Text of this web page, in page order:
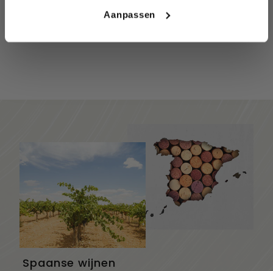
Aanpassen
Spaanse wijnen